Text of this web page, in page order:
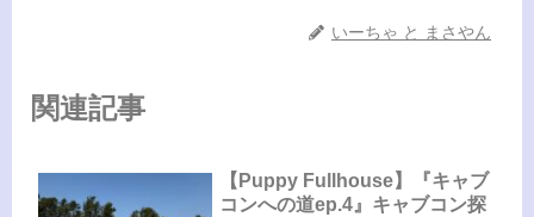
いーちゃ と まさやん
関連記事
【Puppy Fullhouse】『キャブ
コンへの道ep.4』キャブコン探